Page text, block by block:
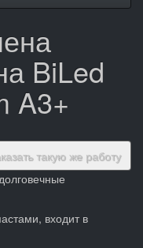
BiLed
A3+
такую же работу
входит в